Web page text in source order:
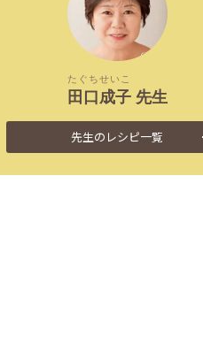
田口
たぐち
成子
せいこ
先生
先生のレシピ一覧